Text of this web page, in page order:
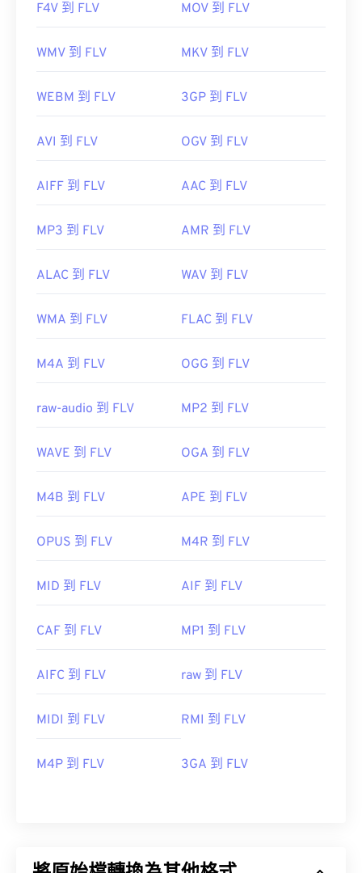
F4V 到 FLV MOV 到 FLV
WMV 到 FLV MKV 到 FLV
WEBM 到 FLV 3GP 到 FLV
AVI 到 FLV OGV 到 FLV
AIFF 到 FLV AAC 到 FLV
MP3 到 FLV AMR 到 FLV
ALAC 到 FLV WAV 到 FLV
WMA 到 FLV FLAC 到 FLV
M4A 到 FLV OGG 到 FLV
raw-audio 到 FLV MP2 到 FLV
WAVE 到 FLV OGA 到 FLV
M4B 到 FLV APE 到 FLV
OPUS 到 FLV M4R 到 FLV
MID 到 FLV AIF 到 FLV
CAF 到 FLV MP1 到 FLV
AIFC 到 FLV raw 到 FLV
MIDI 到 FLV RMI 到 FLV
M4P 到 FLV 3GA 到 FLV